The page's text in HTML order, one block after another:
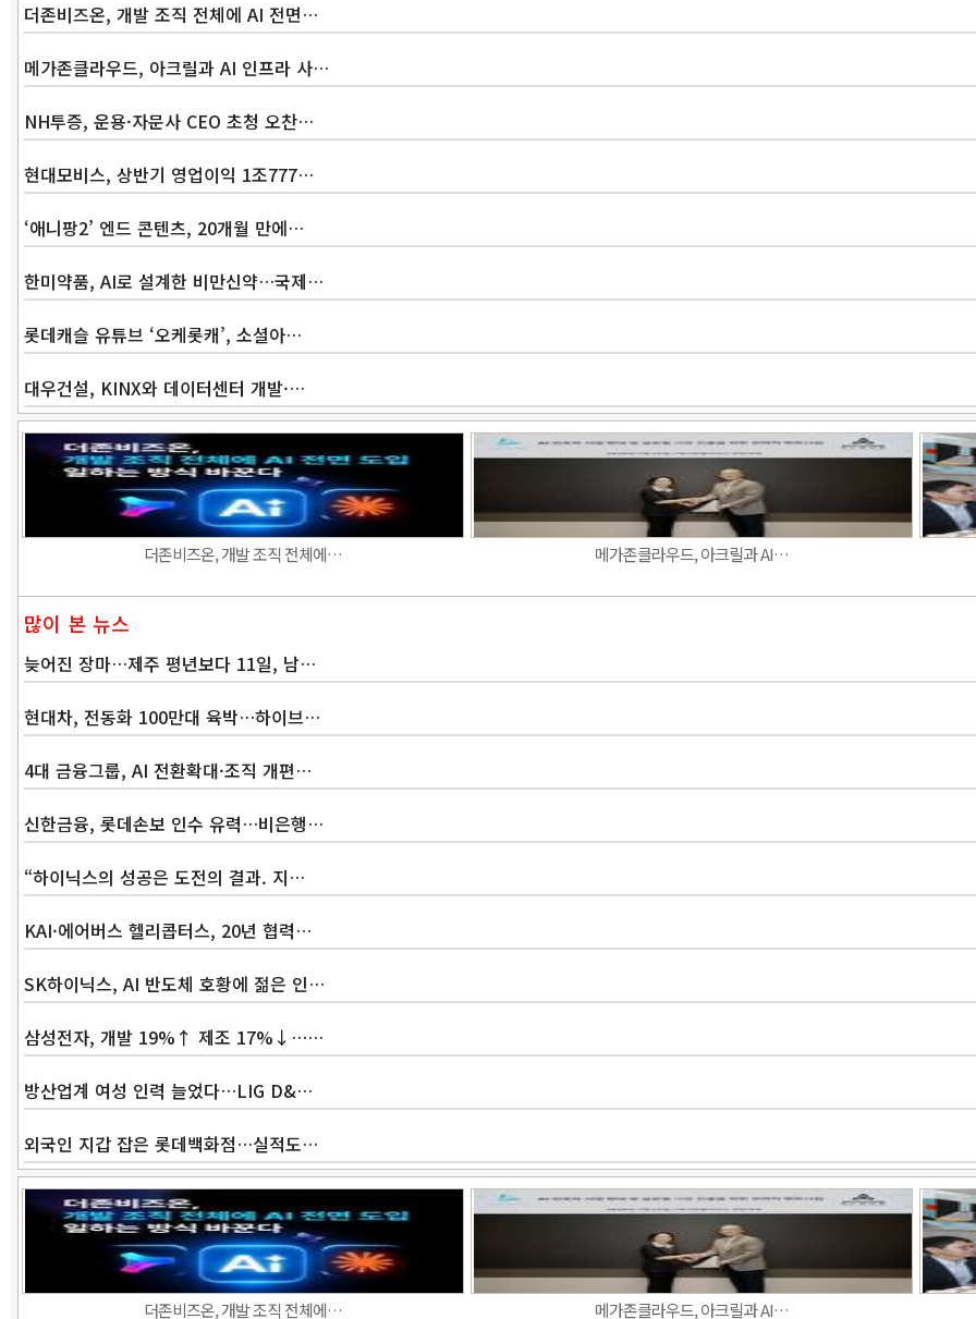
더존비즈온, 개발 조직 전체에 AI 전면…
메가존클라우드, 아크릴과 AI 인프라 사…
NH투증, 운용·자문사 CEO 초청 오찬…
현대모비스, 상반기 영업이익 1조777…
‘애니팡2’ 엔드 콘텐츠, 20개월 만에…
한미약품, AI로 설계한 비만신약…국제…
롯데캐슬 유튜브 ‘오케롯캐’, 소셜아…
대우건설, KINX와 데이터센터 개발·…
더존비즈온, 개발 조직 전체에… 메가존클라우드, 아크릴과 AI…
많이 본 뉴스
늦어진 장마…제주 평년보다 11일, 남…
현대차, 전동화 100만대 육박…하이브…
4대 금융그룹, AI 전환확대·조직 개편…
신한금융, 롯데손보 인수 유력…비은행…
“하이닉스의 성공은 도전의 결과. 지…
KAI·에어버스 헬리콥터스, 20년 협력…
SK하이닉스, AI 반도체 호황에 젊은 인…
삼성전자, 개발 19%↑ 제조 17%↓……
방산업계 여성 인력 늘었다…LIG D&…
외국인 지갑 잡은 롯데백화점…실적도…
더존비즈온, 개발 조직 전체에… 메가존클라우드, 아크릴과 AI…